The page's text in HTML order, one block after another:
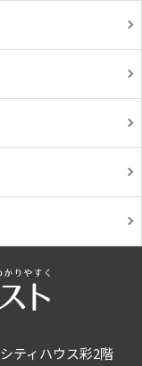
ティハウス彩2階